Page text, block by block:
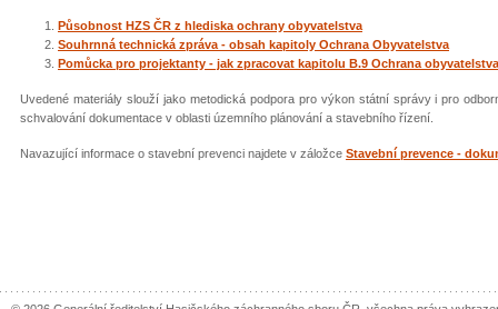
Působnost HZS ČR z hlediska ochrany obyvatelstva
Souhrnná technická zpráva - obsah kapitoly Ochrana Obyvatelstva
Pomůcka pro projektanty - jak zpracovat kapitolu B.9 Ochrana obyvatelstva
Uvedené materiály slouží jako metodická podpora pro výkon státní správy i pro
schvalování dokumentace v oblasti územního plánování a stavebního řízení.
Navazující informace o stavební prevenci najdete v záložce Stavební prevence -